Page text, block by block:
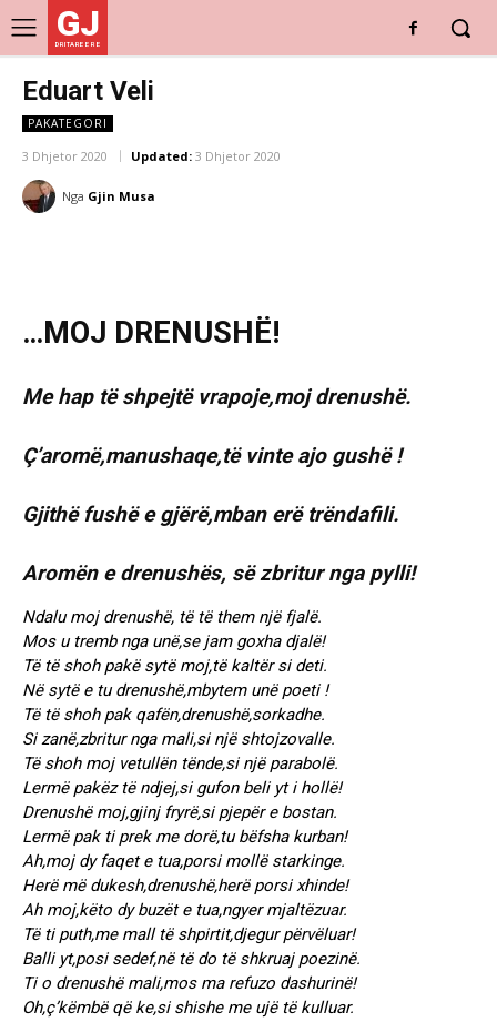
GJ
DRITARE E RE
Eduart Veli
PAKATEGORI
3 Dhjetor 2020 Updated: 3 Dhjetor 2020
Nga Gjin Musa
…MOJ DRENUSHË!
Me hap të shpejtë vrapoje,moj drenushë.
Ç’aromë,manushaqe,të vinte ajo gushë !
Gjithë fushë e gjërë,mban erë trëndafili.
Aromën e drenushës, së zbritur nga pylli!
Ndalu moj drenushë, të të them një fjalë.
Mos u tremb nga unë,se jam goxha djalë!
Të të shoh pakë sytë moj,të kaltër si deti.
Në sytë e tu drenushë,mbytem unë poeti !
Të të shoh pak qafën,drenushë,sorkadhe.
Si zanë,zbritur nga mali,si një shtojzovalle.
Të shoh moj vetullën tënde,si një parabolë.
Lermë pakëz të ndjej,si gufon beli yt i hollë!
Drenushë moj,gjinj fryrë,si pjepër e bostan.
Lermë pak ti prek me dorë,tu bëfsha kurban!
Ah,moj dy faqet e tua,porsi mollë starkinge.
Herë më dukesh,drenushë,herë porsi xhinde!
Ah moj,këto dy buzët e tua,ngyer mjaltëzuar.
Të ti puth,me mall të shpirtit,djegur përvëluar!
Balli yt,posi sedef,në të do të shkruaj poezinë.
Ti o drenushë mali,mos ma refuzo dashurinë!
Oh,ç’këmbë që ke,si shishe me ujë të kulluar.